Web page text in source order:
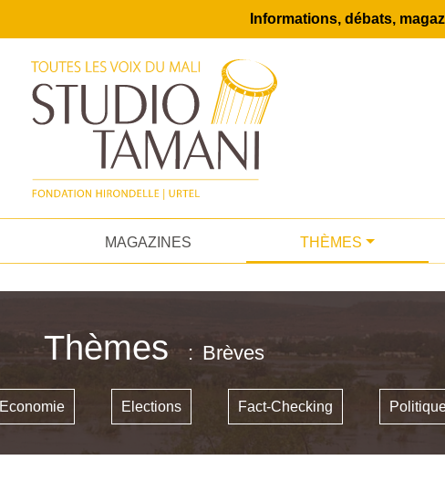
Informations, débats,
MAGAZINES THÈMES
Thèmes Brèves
Economie Elections Fact-Checking